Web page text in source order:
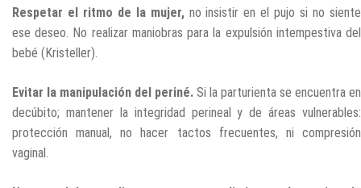
Respetar el ritmo de la mujer,no insistir en el pujo si no siente
ese deseo. No realizar maniobras para la expulsión intempestiva del
bebé (Kristeller).
Evitar la manipulación del periné. Si la parturienta se encuentra en
decúbito; mantener la integridad perineal y de áreas vulnerables:
protección manual, no hacer tactos frecuentes, ni compresión
vaginal.